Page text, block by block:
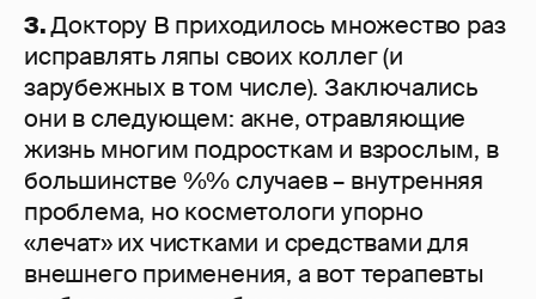
3.Доктору В приходилось множество раз
исправлять ляпы своих коллег (и
зарубежных в том числе). Заключались
они в следующем: акне, отравляющие
жизнь многим подросткам и взрослым, в
большинстве %% случаев – внутренняя
проблема, но косметологи упорно
«лечат» их чистками и средствами для
внешнего применения, а вот терапевты